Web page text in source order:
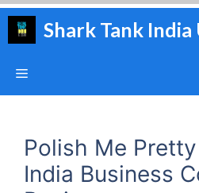
Skip
Shark Tank
Menu
Polish Me
India Business